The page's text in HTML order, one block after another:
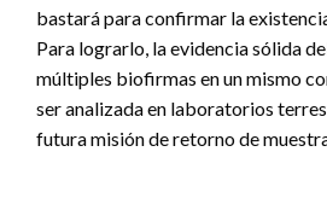
bastará para confirmar la
Para lograrlo, la evidencia sólida
múltiples biofirmas en un mismo
ser analizada en laboratorios
futura misión de retorno de